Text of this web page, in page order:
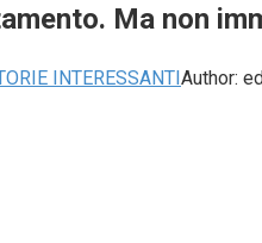
Ma non
INTERESSANTIAuthor: